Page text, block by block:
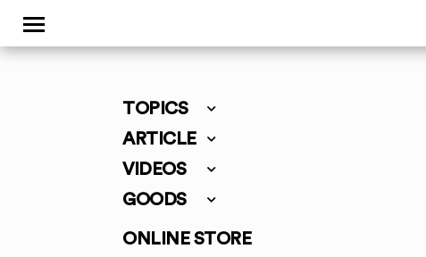
TOPICS
ARTICLE
VIDEOS
GOODS
ONLINE STORE